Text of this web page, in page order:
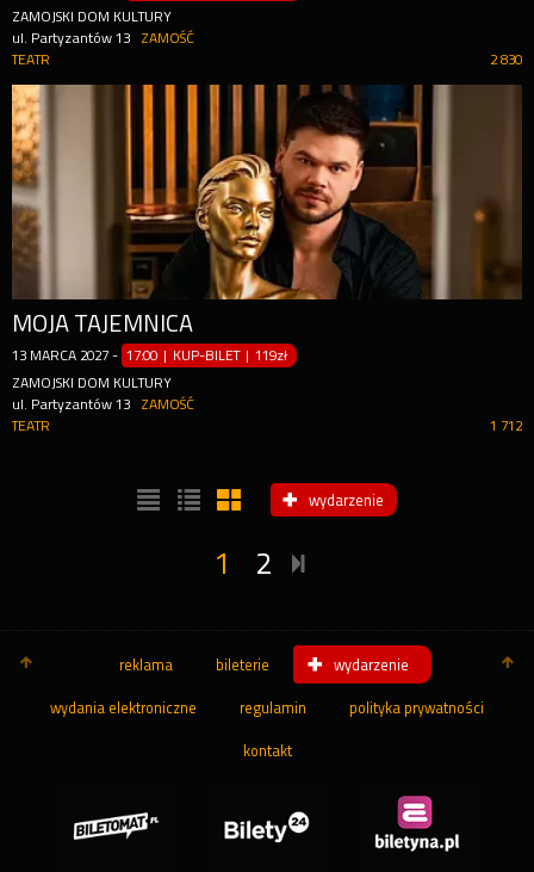
ZAMOJSKI DOM KULTURY
ul. Partyzantów 13
ZAMOŚĆ
2 830
TEATR
MOJA TAJEMNICA
13 MARCA 2027 - 17:00 | KUP-BILET |119zł
ZAMOJSKI DOM KULTURY
ul. Partyzantów 13
ZAMOŚĆ
1 712
TEATR
wydarzenie
1 2
reklama bileterie wydarzenie
wydania elektroniczne regulamin polityka prywatności
kontakt